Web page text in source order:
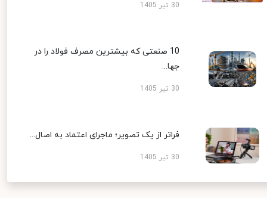
30 تیر 1405
10 صنعتی که بیشترین مصرف فولاد را در
جها...
30 تیر 1405
فراتر از یک تصویر؛ ماجرای اعتماد به اصال...
30 تیر 1405